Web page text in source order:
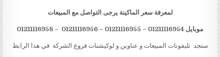
لمعرفة سعر الماكينة يرجى التواصل مع المبيعات
موبايل 01211116954 – 01211116955 – 01211116956 – 01211116958
ستجد تليفونات المبيعات و عناوين و لوكيشنات فروع الشركة في هذا الرابط